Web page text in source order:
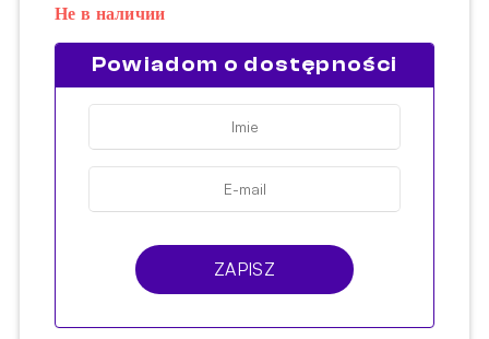
Не в наличии
Powiadom o dostępności
ZAPISZ